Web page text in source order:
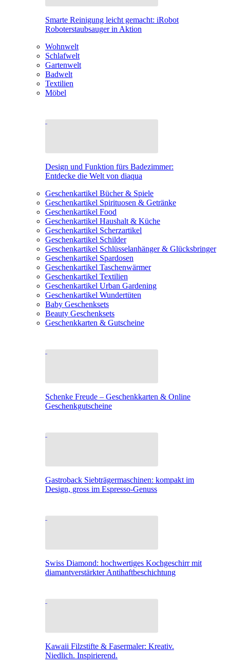
Smarte Reinigung leicht gemacht: iRobot
Roboterstaubsauger in Aktion
Wohnwelt
Schlafwelt
Gartenwelt
Badwelt
Textilien
Möbel
Design und Funktion fürs Badezimmer:
Entdecke die Welt von diaqua
Geschenkartikel Bücher & Spiele
Geschenkartikel Spirituosen & Getränke
Geschenkartikel Food
Geschenkartikel Haushalt & Küche
Geschenkartikel Scherzartikel
Geschenkartikel Schilder
Geschenkartikel Schlüsselanhänger & Glücksbringer
Geschenkartikel Spardosen
Geschenkartikel Taschenwärmer
Geschenkartikel Textilien
Geschenkartikel Urban Gardening
Geschenkartikel Wundertüten
Baby Geschenksets
Beauty Geschenksets
Geschenkkarten & Gutscheine
Schenke Freude – Geschenkkarten & Online
Geschenkgutscheine
Gastroback Siebträgermaschinen: kompakt im
Design, gross im Espresso-Genuss
Swiss Diamond: hochwertiges Kochgeschirr mit
diamantverstärkter Antihaftbeschichtung
Kawaii Filzstifte & Fasermaler: Kreativ.
Niedlich. Inspirierend.